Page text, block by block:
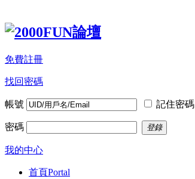
免費註冊
找回密碼
帳號 記住密碼
密碼 登錄
我的中心
首頁Portal